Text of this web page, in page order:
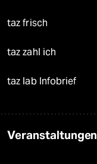
taz frisch
taz zahl ich
taz lab Infobrief
Veranstaltungen